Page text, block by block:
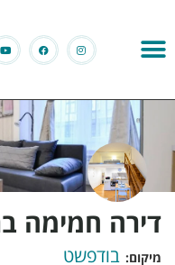
דירה חמימה
מיקום: בודפשט